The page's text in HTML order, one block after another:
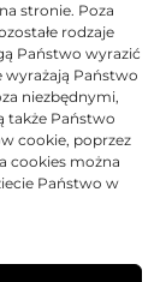
stronie. Poza
rodzaje
Państwo wyrazić
wyrażają Państwo
niezbędnymi,
także Państwo
cookie, poprzez
cookies można
Państwo w
5